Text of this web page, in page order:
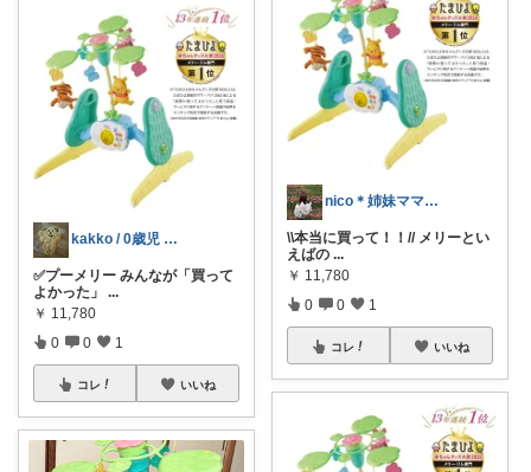
kakko / 0歳児 帝王切開ママ
✅️プーメリー みんなが「買って
よかった」
...
￥ 11,780
0 0 1
コレ いいね
nico＊姉妹ママの愛用品🫧
\\本当に買って！！// メリーとい
えばの ...
￥ 11,780
0 0 1
コレ いいね